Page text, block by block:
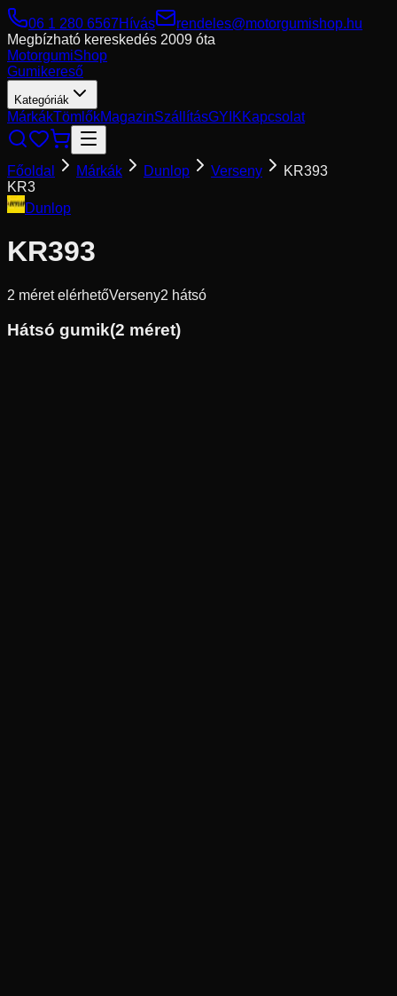
06 1 280 6567Hívás
rendeles@motorgumishop.hu
Megbízható kereskedés 2009 óta
MotorgumiShop
Gumikereső
Kategóriák
MárkákTömlőkMagazinSzállításGYIKKapcsolat
Főoldal Márkák Dunlop Verseny
KR393
KR3
Dunlop
KR393
2 méret elérhetőVerseny2 hátsó
Hátsó gumik(2 méret)